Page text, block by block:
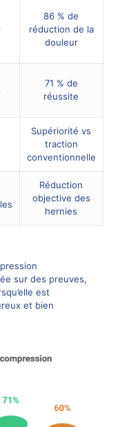
86 % de
réduction de la
douleur
71 % de
réussite
Supériorité vs
traction
conventionnelle
Réduction
objective des
hernies
sur des preuves,
est
et bien